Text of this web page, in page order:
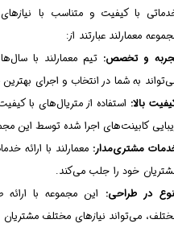
با کیفیت و متناسب با
معمارلند عبارتند از:
و تخصص: تیم معمارلند با
به شما در انتخاب و اجرای
بالا: استفاده از متریال‌های با
کابینت‌های اجرا شده توسط این
مشتری‌مدار:معمارلند با ارائه
خود را جلب می‌کند.
در طراحی: این مجموعه با
می‌تواند نیازهای مختلف مشتریان